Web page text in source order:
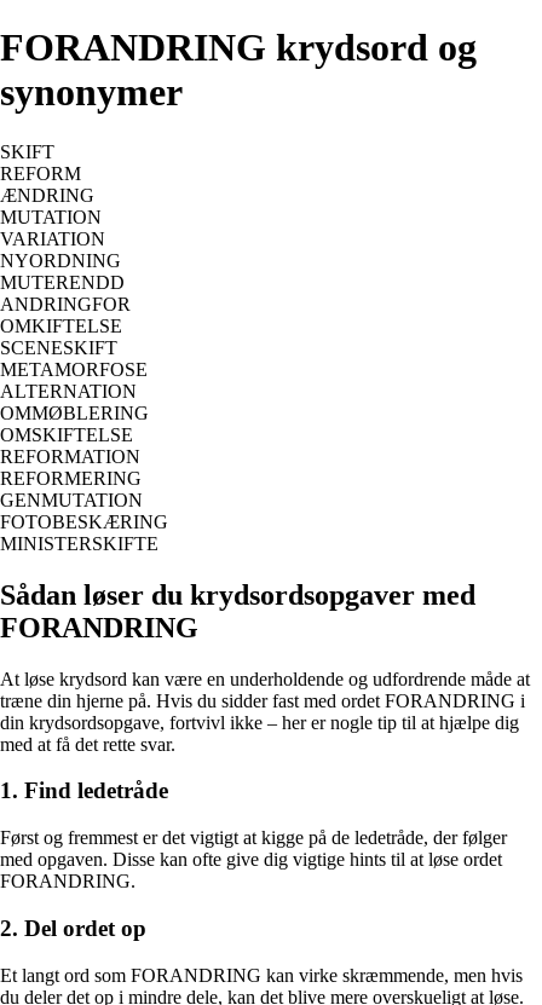
FORANDRING krydsord og
synonymer
SKIFT
REFORM
ÆNDRING
MUTATION
VARIATION
NYORDNING
MUTERENDD
ANDRINGFOR
OMKIFTELSE
SCENESKIFT
METAMORFOSE
ALTERNATION
OMMØBLERING
OMSKIFTELSE
REFORMATION
REFORMERING
GENMUTATION
FOTOBESKÆRING
MINISTERSKIFTE
Sådan løser du krydsordsopgaver med
FORANDRING
At løse krydsord kan være en underholdende og udfordrende måde at
træne din hjerne på. Hvis du sidder fast med ordet FORANDRING i
din krydsordsopgave, fortvivl ikke – her er nogle tip til at hjælpe dig
med at få det rette svar.
1. Find ledetråde
Først og fremmest er det vigtigt at kigge på de ledetråde, der følger
med opgaven. Disse kan ofte give dig vigtige hints til at løse ordet
FORANDRING.
2. Del ordet op
Et langt ord som FORANDRING kan virke skræmmende, men hvis
du deler det op i mindre dele, kan det blive mere overskueligt at løse.